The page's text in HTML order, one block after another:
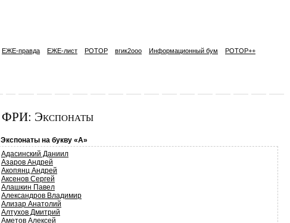
ЕЖЕ-правда ЕЖЕ-лист РОТОР вгик2ooo Информационный бум РОТОР++
ФРИ: Экспонаты
Экспонаты на букву «А»
Адасинский Даниил
Азаров Андрей
Акопянц Андрей
Аксенов Сергей
Алашкин Павел
Александров Владимир
Ализар Анатолий
Алтухов Дмитрий
Аметов Алексей